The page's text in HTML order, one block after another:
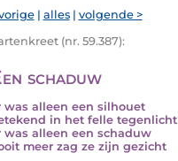
| alles| volgende >
(nr. 59.387):
schaduw
was alleen een silhouet
in het felle tegenlicht
was alleen een schaduw
meer zag ze zijn gezicht